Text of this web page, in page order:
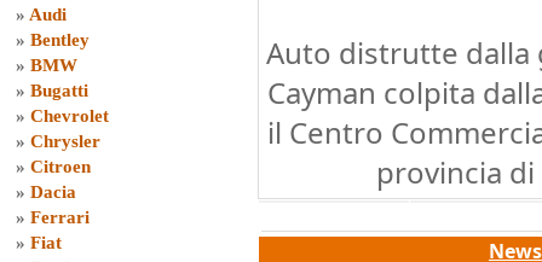
» Audi
» Bentley
» BMW
» Bugatti
» Chevrolet
» Chrysler
» Citroen
» Dacia
» Ferrari
» Fiat
Auto distrutte dalla
Cayman colpita
il Centro
provincia